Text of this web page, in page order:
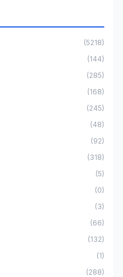
(5218)
(144)
(285)
(168)
(245)
(48)
(92)
(318)
(5)
(0)
(3)
(66)
(132)
(1)
(288)